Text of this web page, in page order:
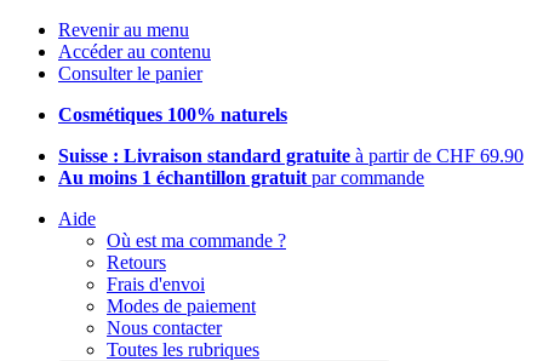
Revenir au menu
Accéder au contenu
Consulter le panier
Cosmétiques 100% naturels
Suisse : Livraison standard gratuite à partir de CHF 69.90
Au moins 1 échantillon gratuit par commande
Aide
Où est ma commande ?
Retours
Frais d'envoi
Modes de paiement
Nous contacter
Toutes les rubriques